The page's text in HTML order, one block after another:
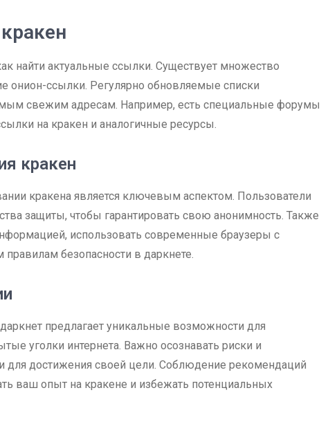
найти актуальные ссылки. Существует множество
онион-ссылки. Регулярно обновляемые списки
свежим адресам. Например, есть специальные форумы
на кракен и аналогичные ресурсы.
кракен
кракена является ключевым аспектом. Пользователи
защиты, чтобы гарантировать свою анонимность. Также
использовать современные браузеры с
безопасности в даркнете.
предлагает уникальные возможности для
уголки интернета. Важно осознавать риски и
для достижения своей цели. Соблюдение рекомендаций
ваш опыт на кракене и избежать потенциальных